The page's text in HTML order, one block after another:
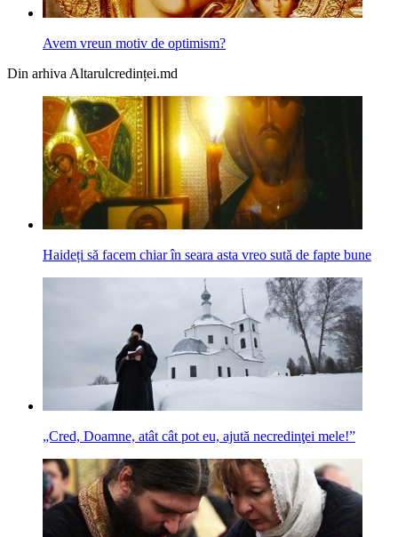
Avem vreun motiv de optimism?
Din arhiva Altarulcredinței.md
Haideți să facem chiar în seara asta vreo sută de fapte bune
„Cred, Doamne, atât cât pot eu, ajută necredinţei mele!”